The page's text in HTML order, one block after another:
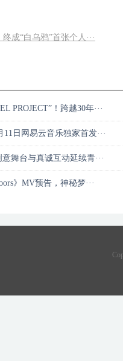
成“白乌鸦”首张个人···
PROJECT”！跨越30年···
日网易云音乐独家首发···
舞台与真诚互动延续青···
》MV预告，神秘梦···